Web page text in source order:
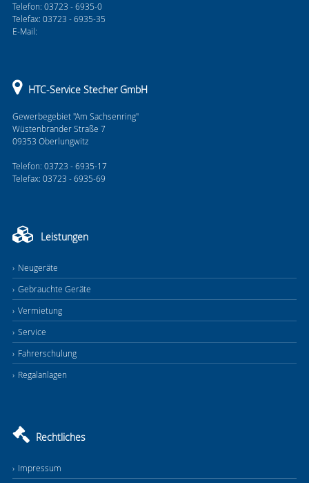
Telefon: 03723 - 6935-0
Telefax: 03723 - 6935-35
E-Mail:
HTC-Service Stecher GmbH
Gewerbegebiet "Am Sachsenring"
Wüstenbrander Straße 7
09353 Oberlungwitz
Telefon: 03723 - 6935-17
Telefax: 03723 - 6935-69
Leistungen
Neugeräte
Gebrauchte Geräte
Vermietung
Service
Fahrerschulung
Regalanlagen
Rechtliches
Impressum